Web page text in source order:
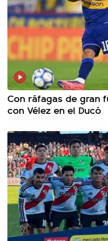
Con ráfagas de gran
con Vélez en el Ducó